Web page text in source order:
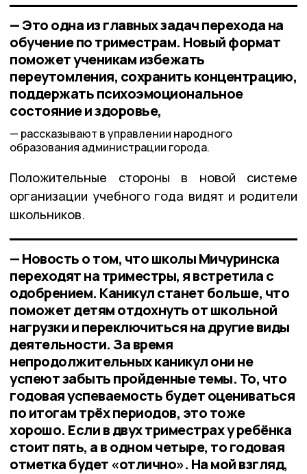
— Это одна из главных задач перехода на
обучение по триместрам. Новый формат
поможет ученикам избежать
переутомления, сохранить концентрацию,
поддержать психоэмоциональное
состояние и здоровье,
рассказывают в управлении народного
образования администрации города.
Положительные стороны в новой системе
организации учебного года видят и родители
школьников.
— Новость о том, что школы Мичуринска
переходят на триместры, я встретила с
одобрением. Каникул станет больше, что
поможет детям отдохнуть от школьной
нагрузки и переключиться на другие виды
деятельности. За время
непродолжительных каникул они не
успеют забыть пройденные темы. То, что
годовая успеваемость будет оцениваться
по итогам трёх периодов, это тоже
хорошо. Если в двух триместрах у ребёнка
стоит пять, а в одном четыре, то годовая
отметка будет «отлично». На мой взгляд,